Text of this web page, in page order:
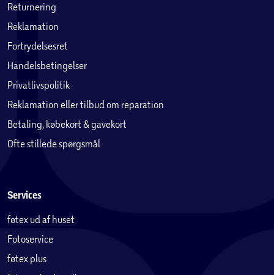
Returnering
Reklamation
Fortrydelsesret
Handelsbetingelser
Privatlivspolitik
Reklamation eller tilbud om reparation
Betaling, købekort & gavekort
Ofte stillede spørgsmål
Services
føtex ud af huset
Fotoservice
føtex plus